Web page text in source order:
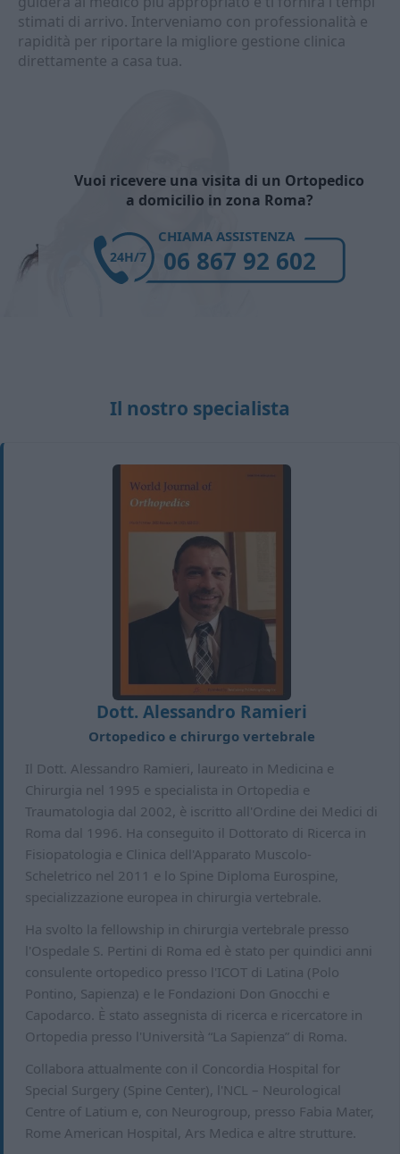
stimati di arrivo. Interveniamo con professionalità e
rapidità per riportare la migliore gestione clinica
direttamente a casa tua.
Vuoi ricevere una visita di un Ortopedico
a domicilio in zona Roma?
CHIAMA ASSISTENZA
06 867 92 602
24H/7
Il nostro specialista
Dott. Alessandro Ramieri
Ortopedico e chirurgo vertebrale
Il Dott. Alessandro Ramieri, laureato in Medicina e
Chirurgia nel 1995 e specialista in Ortopedia e
Traumatologia dal 2002, è iscritto all'Ordine dei Medici di
Roma dal 1996. Ha conseguito il Dottorato di Ricerca in
Fisiopatologia e Clinica dell'Apparato Muscolo-
Scheletrico nel 2011 e lo Spine Diploma Eurospine,
specializzazione europea in chirurgia vertebrale.
Ha svolto la fellowship in chirurgia vertebrale presso
l'Ospedale S. Pertini di Roma ed è stato per quindici anni
consulente ortopedico presso l'ICOT di Latina (Polo
Pontino, Sapienza) e le Fondazioni Don Gnocchi e
Capodarco. È stato assegnista di ricerca e ricercatore in
Ortopedia presso l'Università “La Sapienza” di Roma.
Collabora attualmente con il Concordia Hospital for
Special Surgery (Spine Center), l'NCL – Neurological
Centre of Latium e, con Neurogroup, presso Fabia Mater,
Rome American Hospital, Ars Medica e altre strutture.